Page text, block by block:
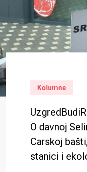
Kolumne
O davnoj
Carskoj
stanici i